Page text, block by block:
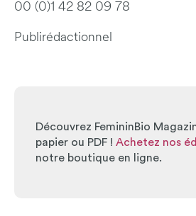
00 (0)1 42 82 09 78
Publirédactionnel
Découvrez FemininBio
papier ou PDF ! Achetez nos
notre boutique en ligne.